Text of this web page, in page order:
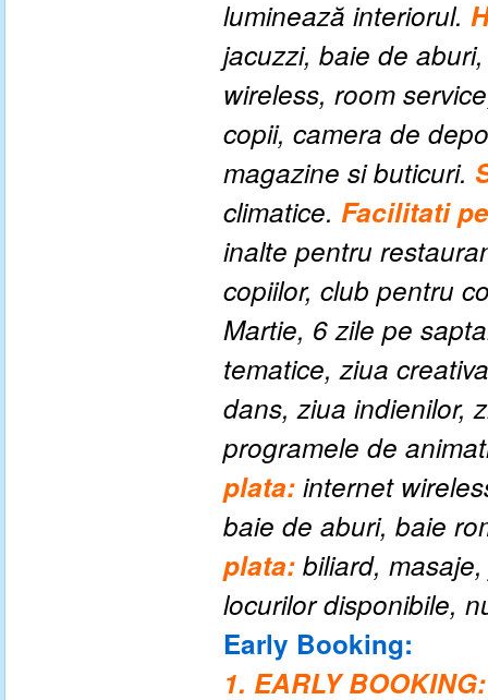
luminează interiorul.
jacuzzi, baie de
wireless, room
copii, camera de
magazine si buticuri.
climatice. Facilitati
inalte pentru
copiilor, club pentru
Martie, 6 zile pe
tematice, ziua
dans, ziua indienilor,
programele de
plata: internet
baie de aburi, baie
plata: biliard,
locurilor disponibile,
Early Booking:
1. EARLY